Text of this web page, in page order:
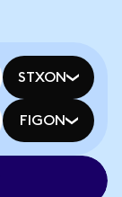
STXON
FIGON